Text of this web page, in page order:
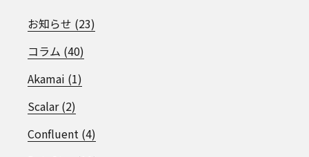
お知らせ (23)
コラム (40)
Akamai (1)
Scalar (2)
Confluent (4)